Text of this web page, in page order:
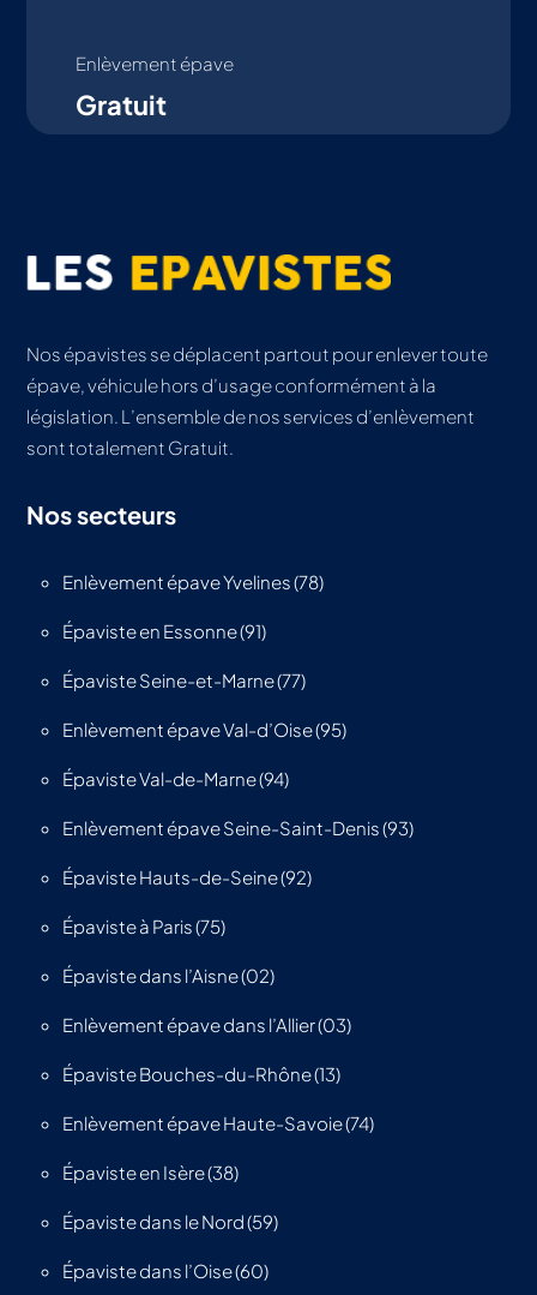
Enlèvement épave
Gratuit
Nos épavistes se déplacent partout pour enlever toute
épave, véhicule hors d’usage conformément à la
législation. L’ensemble de nos services d’enlèvement
sont totalement Gratuit.
Nos secteurs
Enlèvement épave Yvelines (78)
Épaviste en Essonne (91)
Épaviste Seine-et-Marne (77)
Enlèvement épave Val-d’Oise (95)
Épaviste Val-de-Marne (94)
Enlèvement épave Seine-Saint-Denis (93)
Épaviste Hauts-de-Seine (92)
Épaviste à Paris (75)
Épaviste dans l’Aisne (02)
Enlèvement épave dans l’Allier (03)
Épaviste Bouches-du-Rhône (13)
Enlèvement épave Haute-Savoie (74)
Épaviste en Isère (38)
Épaviste dans le Nord (59)
Épaviste dans l’Oise (60)